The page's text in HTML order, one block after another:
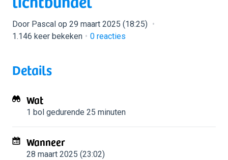
Door Pascal op 29 maart 2025 (18:25)
1.146 keer bekeken
0 reacties
Details
Wat
1 bol gedurende 25 minuten
Wanneer
28 maart 2025 (23:02)